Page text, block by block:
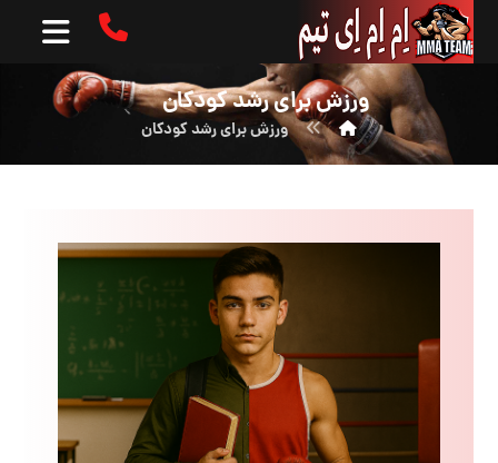
ورزش برای رشد کودکان
ورزش برای رشد کودکان